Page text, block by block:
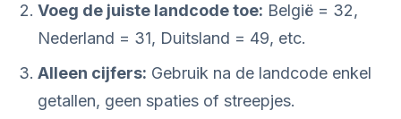
Voeg de juiste landcode toe: België = 32,
Nederland = 31, Duitsland = 49, etc.
Alleen cijfers: Gebruik na de landcode enkel
getallen, geen spaties of streepjes.